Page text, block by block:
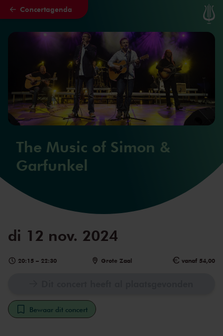
Naar hoofdcontent
Concertagenda
The Music of Simon &
Garfunkel
di 12 nov. 2024
20:15 – 22:30 Grote Zaal vanaf 54,00
Bewaar dit concert